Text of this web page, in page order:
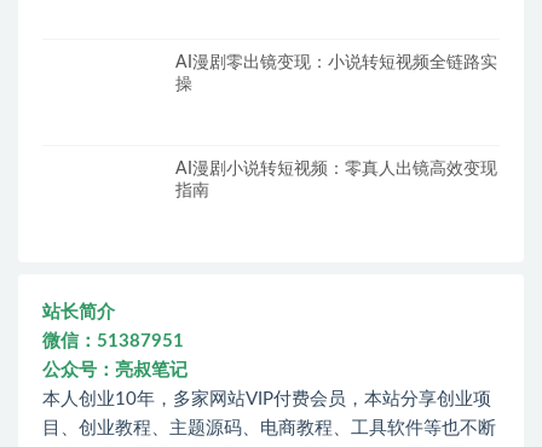
AI漫剧零出镜变现：小说转短视频全链路实
操
AI漫剧小说转短视频：零真人出镜高效变现
指南
站长简介
微信：51387951
公众号：亮叔笔记
本人创业10年，多家网站VIP付费会员，本站分享创业项
目、创业教程、主题源码、电商教程、工具软件等也不断